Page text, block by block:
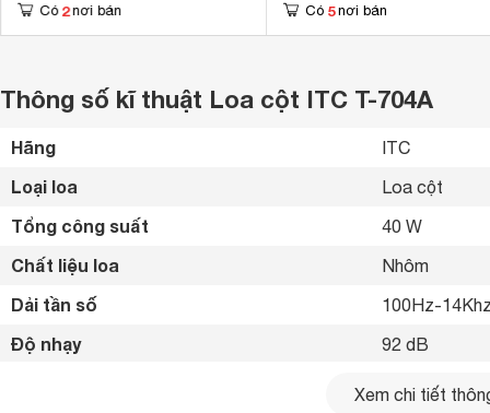
Có 2 nơi bán Có 5 nơi bán
Thông số kĩ thuật Loa cột ITC T-704A
Hãng ITC
Loại loa Loa cột
Tổng công suất 40 W
Chất liệu loa Nhôm
Dải tần số 100Hz-
Độ nhạy 92 dB
Chống nước
Xem chi tiết